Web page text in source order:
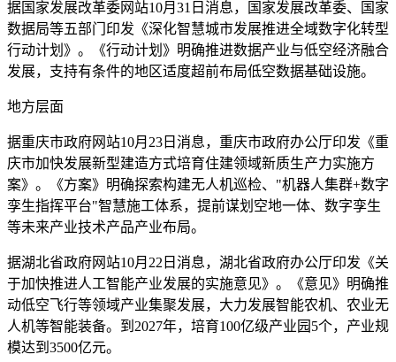
据国家发展改革委网站10月31日消息，国家发展改革委、国家
数据局等五部门印发《深化智慧城市发展推进全域数字化转型
行动计划》。《行动计划》明确推进数据产业与低空经济融合
发展，支持有条件的地区适度超前布局低空数据基础设施。
地方层面
据重庆市政府网站10月23日消息，重庆市政府办公厅印发《重
庆市加快发展新型建造方式培育住建领域新质生产力实施方
案》。《方案》明确探索构建无人机巡检、"机器人集群+数字
孪生指挥平台"智慧施工体系，提前谋划空地一体、数字孪生
等未来产业技术产品产业布局。
据湖北省政府网站10月22日消息，湖北省政府办公厅印发《关
于加快推进人工智能产业发展的实施意见》。《意见》明确推
动低空飞行等领域产业集聚发展，大力发展智能农机、农业无
人机等智能装备。到2027年，培育100亿级产业园5个，产业规
模达到3500亿元。